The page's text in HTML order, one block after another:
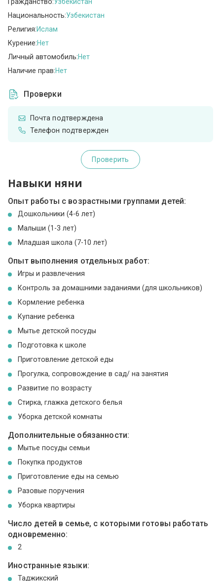
Национальность:Узбекистан
Религия:Ислам
Курение:Нет
Личный автомобиль:Нет
Наличие прав:Нет
Проверки
Почта подтверждена
Телефон подтвержден
Проверить
Навыки няни
Опыт работы с возрастными группами детей:
Дошкольники (4-6 лет)
Малыши (1-3 лет)
Младшая школа (7-10 лет)
Опыт выполнения отдельных работ:
Игры и развлечения
Контроль за домашними заданиями (для школьников)
Кормление ребенка
Купание ребенка
Мытье детской посуды
Подготовка к школе
Приготовление детской еды
Прогулка, сопровождение в сад/ на занятия
Развитие по возрасту
Стирка, глажка детского белья
Уборка детской комнаты
Дополнительные обязанности:
Мытье посуды семьи
Покупка продуктов
Приготовление еды на семью
Разовые поручения
Уборка квартиры
Число детей в семье, с которыми готовы работать
одновременно:
2
Иностранные языки:
Таджикский